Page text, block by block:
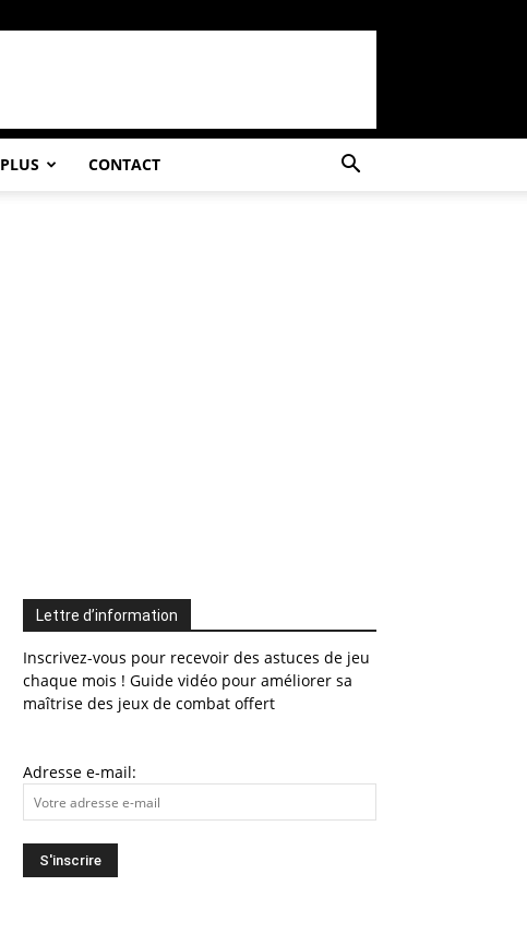
PLUS CONTACT
Lettre d’information
Inscrivez-vous pour recevoir des astuces de jeu
chaque mois ! Guide vidéo pour améliorer sa
maîtrise des jeux de combat offert
Adresse e-mail: